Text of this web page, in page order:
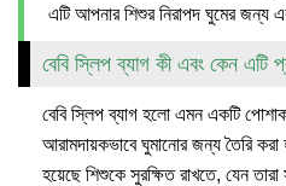
এটি আপনার শিশুর নিরাপদ ঘুমের জন্য
বেবি স্লিপ ব্যাগ কী এবং কেন এটি
বেবি স্লিপ ব্যাগ হলো এমন একটি
আরামদায়কভাবে ঘুমানোর জন্য তৈরি
হয়েছে শিশুকে সুরক্ষিত রাখতে, যেন